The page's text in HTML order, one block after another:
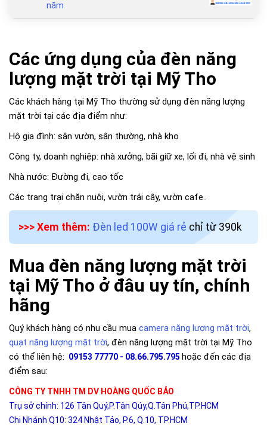
năm
Các ứng dụng của đèn năng
lượng mặt trời tại Mỹ Tho
Các khách hàng tại Mỹ Tho thường sử dụng đèn năng lượng
mặt trời tại các địa điểm như:
Hộ gia đình: sân vườn, sân thường, nhà kho
Công ty, doanh nghiệp: nhà xưởng, bãi giữ xe, lối đi, nhà vệ sinh
Nhà nước: Đường đi, cao tốc
Các trang trại chăn nuôi, vườn trái cây, vườn cafe..
>>> Xem thêm: Đèn led 100W giá rẻ chỉ từ 390k
Mua đèn năng lượng mặt trời
tại Mỹ Tho ở đâu uy tín, chính
hãng
Quý khách hàng có nhu cầu mua camera năng lượng mặt trời,
quạt năng lượng mặt trời, đèn năng lượng mặt trời tại Mỹ Tho
có thể liên hệ: 09153 77770 - 08.66.795.795 hoặc đến các địa
điểm sau:
CÔNG TY TNHH TM DV HOÀNG QUỐC BẢO
Trụ sở chính: 126 Tân Quý,P.Tân Qúy,Q.Tân Phú,TP.HCM
Chi Nhánh Q10: 324 Nhật Tảo, P.6, Q.10, TP.HCM